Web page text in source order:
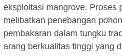
eksploitasi mangrove. Proses
melibatkan penebangan
pembakaran dalam tungku
arang berkualitas tinggi yang